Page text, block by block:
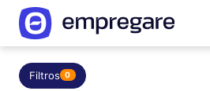
Filtros 0